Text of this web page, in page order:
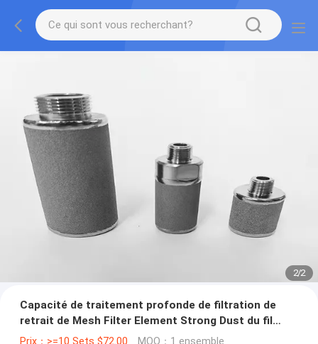
2/2
Capacité de traitement profonde de filtration de
retrait de Mesh Filter Element Strong Dust du fil
Ss304
Prix：>=10 Sets $72.00 MOQ：1 ensemble